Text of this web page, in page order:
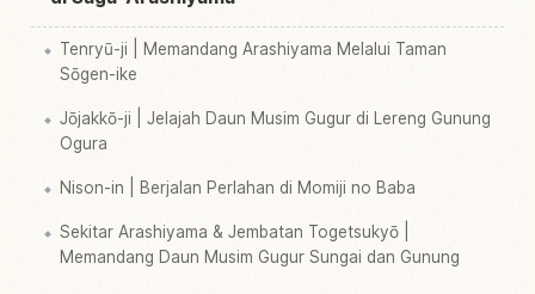
Tenryū-ji | Memandang Arashiyama Melalui Taman
Sōgen-ike
Jōjakkō-ji | Jelajah Daun Musim Gugur di Lereng Gunung
Ogura
Nison-in | Berjalan Perlahan di Momiji no Baba
Sekitar Arashiyama & Jembatan Togetsukyō |
Memandang Daun Musim Gugur Sungai dan Gunung